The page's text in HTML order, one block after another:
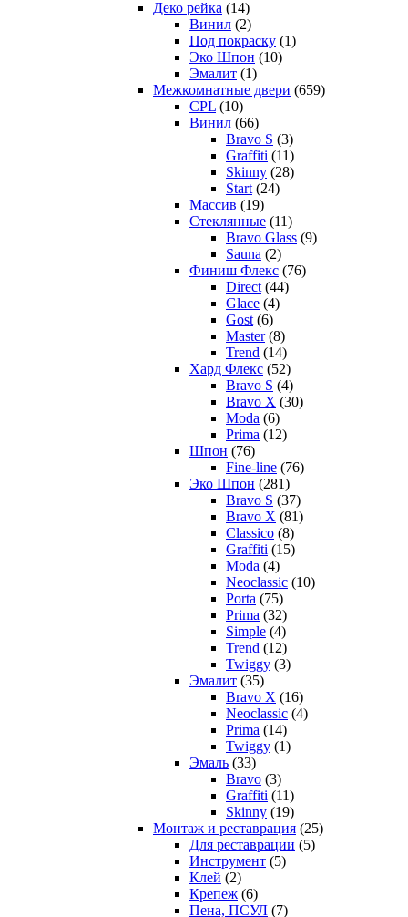
Деко рейка (14)
Винил (2)
Под покраску (1)
Эко Шпон (10)
Эмалит (1)
Межкомнатные двери (659)
CPL (10)
Винил (66)
Bravo S (3)
Graffiti (11)
Skinny (28)
Start (24)
Массив (19)
Стеклянные (11)
Bravo Glass (9)
Sauna (2)
Финиш Флекс (76)
Direct (44)
Glace (4)
Gost (6)
Master (8)
Trend (14)
Хард Флекс (52)
Bravo S (4)
Bravo X (30)
Moda (6)
Prima (12)
Шпон (76)
Fine-line (76)
Эко Шпон (281)
Bravo S (37)
Bravo X (81)
Classico (8)
Graffiti (15)
Moda (4)
Neoclassic (10)
Porta (75)
Prima (32)
Simple (4)
Trend (12)
Twiggy (3)
Эмалит (35)
Bravo X (16)
Neoclassic (4)
Prima (14)
Twiggy (1)
Эмаль (33)
Bravo (3)
Graffiti (11)
Skinny (19)
Монтаж и реставрация (25)
Для реставрации (5)
Инструмент (5)
Клей (2)
Крепеж (6)
Пена, ПСУЛ (7)